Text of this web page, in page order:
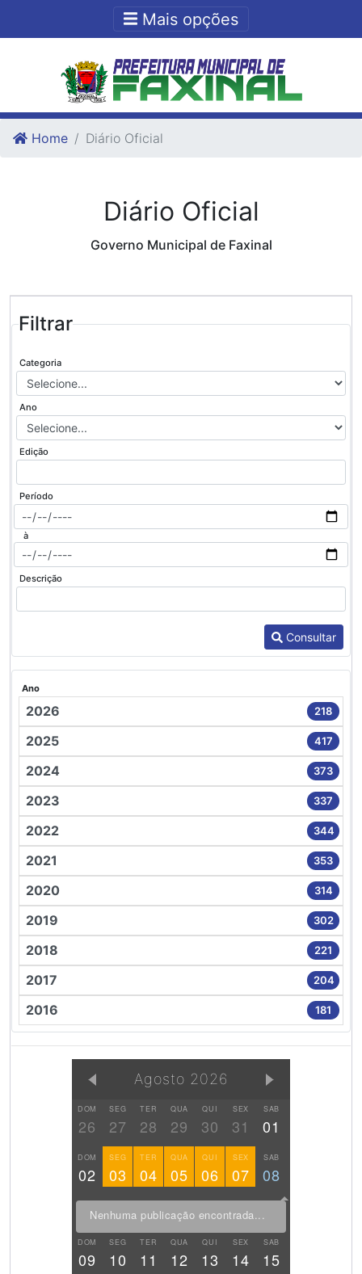
Ir para o fim do conteudo
Mais opções
Home Diário Oficial
Diário Oficial
Governo Municipal de Faxinal
Filtrar
Categoria
Ano
Edição
Período
à
Descrição
Consultar
Ano
2026 218
2025 417
2024 373
2023 337
2022 344
2021 353
2020 314
2019 302
2018 221
2017 204
2016 181
Agosto 2026
DOM
26
SEG
27
TER
28
QUA
29
QUI
30
SEX
31
SAB
01
DOM
02
SEG
03
TER
04
QUA
05
QUI
06
SEX
07
SAB
08
Nenhuma publicação encontrada...
DOM
09
SEG
10
TER
11
QUA
12
QUI
13
SEX
14
SAB
15